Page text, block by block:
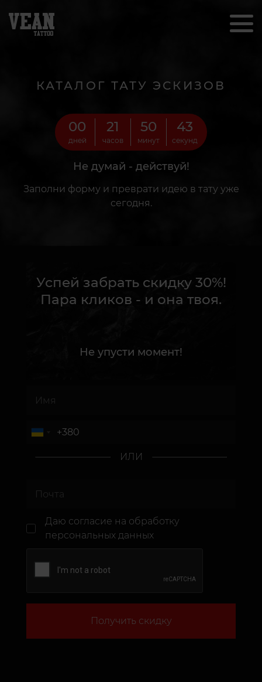
КАТАЛОГ ТАТУ ЭСКИЗОВ
00
дней
21
часов
50
минут
41
секунд
Не думай - действуй!
Заполни форму и преврати идею в тату уже
сегодня.
Успей забрать скидку 30%!
Пара кликов - и она твоя.
Не упусти момент!
ИЛИ
Даю согласие на обработку
персональных данных
Получить скидку